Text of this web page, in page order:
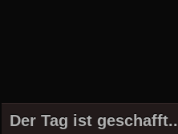
Der Tag ist geschafft..